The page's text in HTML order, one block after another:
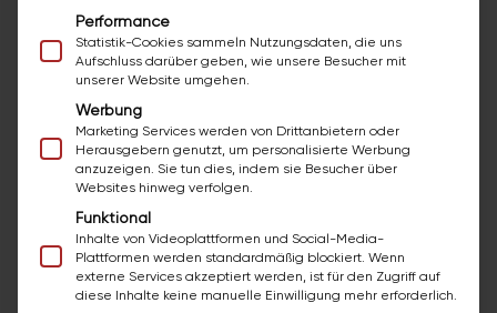
Deine Vorteile als Mitarbeiter
von bazuba
Je nach Erfahrung € 2.800,- bis € 3.300,-
brutto/Monat (Mindestlohn laut KV ab € 2.420,06
brutto/Monat)
Arbeiten in einem kollegialen, motivierten Team
Abwechslungsreiche Projekte – ausschließlich im
Performance
Statistik-Cookies sammeln Nutzungsdaten, die uns
Aufschluss darüber geben, wie unsere Besucher mit
unserer Website umgehen.
Werbung
Marketing Services werden von Drittanbietern oder
Herausgebern genutzt, um personalisierte Werbung
anzuzeigen. Sie tun dies, indem sie Besucher über
Websites hinweg verfolgen.
Funktional
Inhalte von Videoplattformen und Social-Media-
Plattformen werden standardmäßig blockiert. Wenn
externe Services akzeptiert werden, ist für den Zugriff auf
diese Inhalte keine manuelle Einwilligung mehr erforderlich.